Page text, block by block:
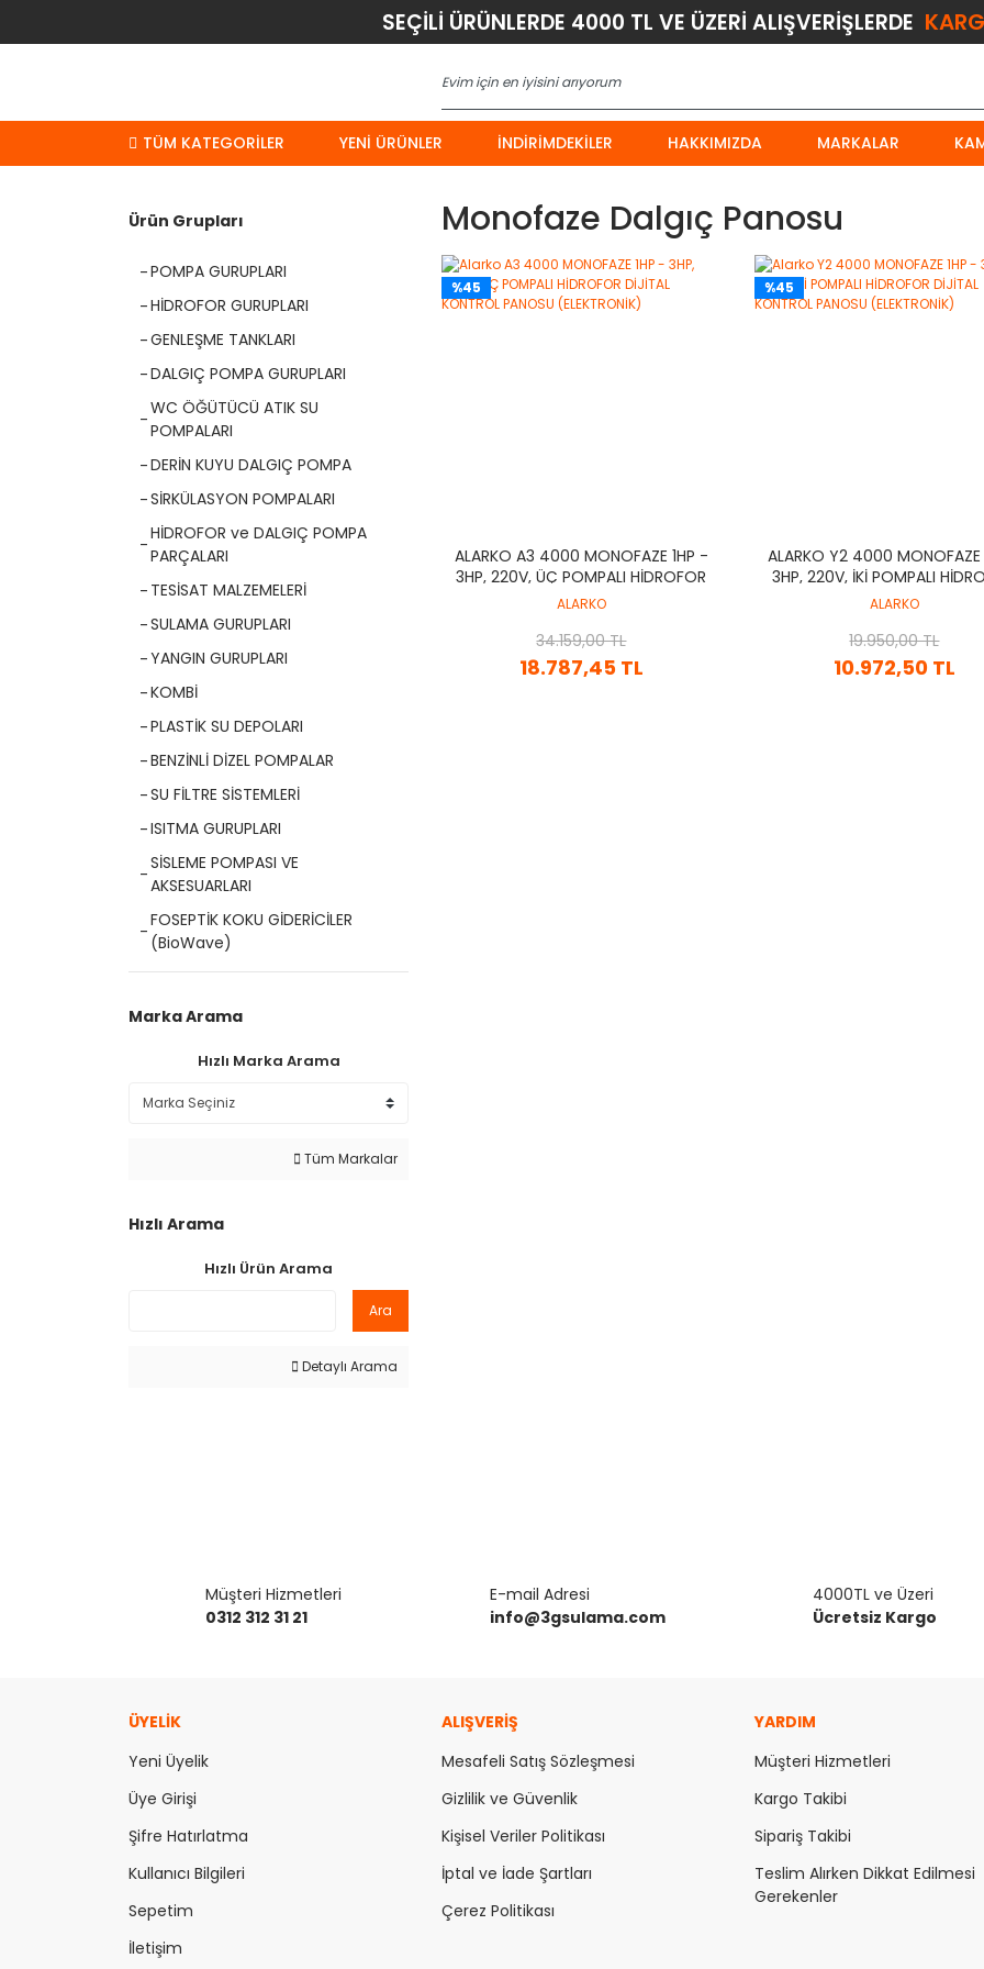
SEÇİLİ ÜRÜNLERDE 4000 TL VE ÜZERİ ALIŞVERİŞLERDE
TÜM KATEGORİLER YENI ÜRÜNLER İNDIRIMDEKILER HAKKIMIZDA MARKALAR
Ürün Grupları
POMPA GURUPLARI
HİDROFOR GURUPLARI
GENLEŞME TANKLARI
DALGIÇ POMPA GURUPLARI
WC ÖĞÜTÜCÜ ATIK SU
POMPALARI
DERİN KUYU DALGIÇ POMPA
SİRKÜLASYON POMPALARI
HİDROFOR ve DALGIÇ POMPA
PARÇALARI
TESİSAT MALZEMELERİ
SULAMA GURUPLARI
YANGIN GURUPLARI
KOMBİ
PLASTİK SU DEPOLARI
BENZİNLİ DİZEL POMPALAR
SU FİLTRE SİSTEMLERİ
ISITMA GURUPLARI
SİSLEME POMPASI VE
AKSESUARLARI
FOSEPTİK KOKU GİDERİCİLER
(BioWave)
Marka Arama
Hızlı Marka Arama
Tüm Markalar
Hızlı Arama
Hızlı Ürün Arama
Ara
Detaylı Arama
Monofaze Dalgıç Panosu
%45
ALARKO A3 4000 MONOFAZE 1HP -
3HP, 220V, ÜÇ POMPALI HİDROFOR
DİJİTAL KONTROL PANOSU
ALARKO
18.787,45 TL
34.159,00 TL
%45
ALARKO Y2 4000 MONOFAZE
3HP, 220V, İKİ POMPALI
DİJİTAL KONTROL PANOSU
ALARKO
10.972,50 TL
19.950,00 TL
Müşteri Hizmetleri
0312 312 31 21
E-mail Adresi
info@3gsulama.com
4000TL ve Üzeri
Ücretsiz Kargo
ÜYELİK
Yeni Üyelik
Üye Girişi
Şifre Hatırlatma
Kullanıcı Bilgileri
Sepetim
İletişim
ALIŞVERİŞ
Mesafeli Satış Sözleşmesi
Gizlilik ve Güvenlik
Kişisel Veriler Politikası
İptal ve İade Şartları
Çerez Politikası
YARDIM
Müşteri Hizmetleri
Kargo Takibi
Sipariş Takibi
Teslim Alırken Dikkat Edilmesi
Gerekenler